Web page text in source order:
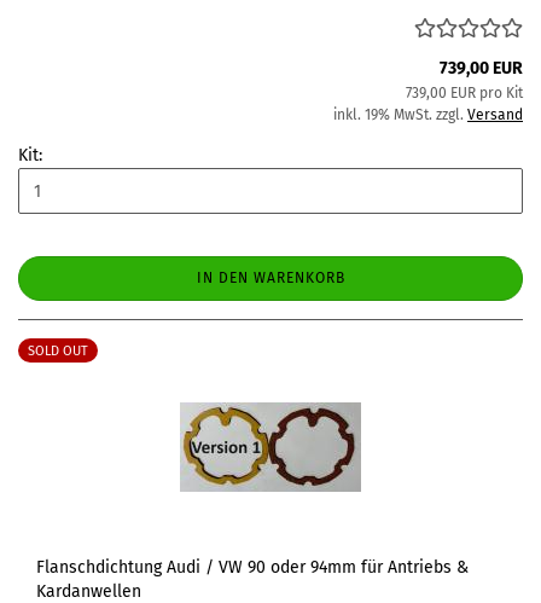
739,00 EUR
739,00 EUR pro Kit
inkl. 19% MwSt. zzgl. Versand
Kit:
IN DEN WARENKORB
SOLD OUT
Flanschdichtung Audi / VW 90 oder 94mm für Antriebs &
Kardanwellen